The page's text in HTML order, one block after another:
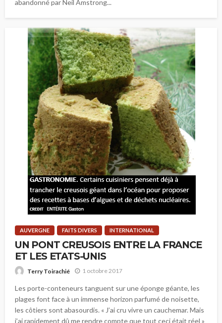
abandonné par Neil Amstrong...
AUVERGNE FAITS DIVERS INTERNATIONAL
UN PONT CREUSOIS ENTRE LA FRANCE
ET LES ETATS-UNIS
Terry Toirachié 1 octobre 2017
Les porte-conteneurs tanguent sur une éponge géante, les
plages font face à un immense horizon parfumé de noisette,
les côtiers sont abasourdis. « J’ai cru vivre un cauchemar. Mais
j’ai rapidement dû me rendre compte que tout ceci était réel »